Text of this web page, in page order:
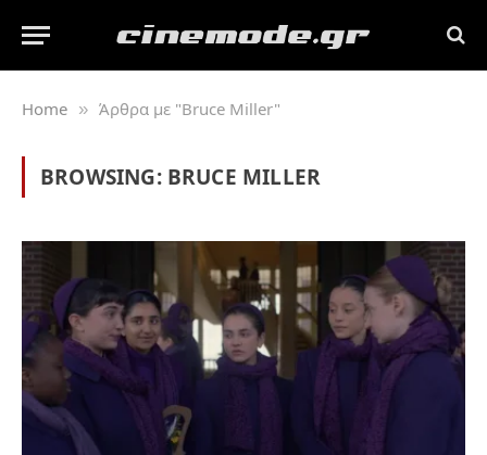
Home » Άρθρα με "Bruce Miller"
BROWSING: BRUCE MILLER